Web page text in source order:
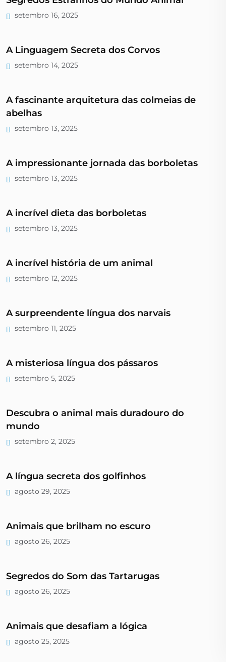
setembro 16, 2025
A Linguagem Secreta dos Corvos
setembro 14, 2025
A fascinante arquitetura das colmeias de
abelhas
setembro 13, 2025
A impressionante jornada das borboletas
setembro 13, 2025
A incrível dieta das borboletas
setembro 13, 2025
A incrível história de um animal
setembro 12, 2025
A surpreendente língua dos narvais
setembro 11, 2025
A misteriosa língua dos pássaros
setembro 5, 2025
Descubra o animal mais duradouro do
mundo
setembro 2, 2025
A língua secreta dos golfinhos
agosto 29, 2025
Animais que brilham no escuro
agosto 26, 2025
Segredos do Som das Tartarugas
agosto 26, 2025
Animais que desafiam a lógica
agosto 25, 2025